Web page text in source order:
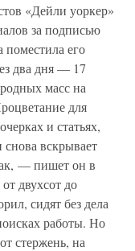
«Дейли уоркер»
за подписью
поместила его
два дня — 17
масс на
для
и статьях,
снова вскрывает
— пишет он в
двухсот до
сидят без дела
работы. Но
стержень, на